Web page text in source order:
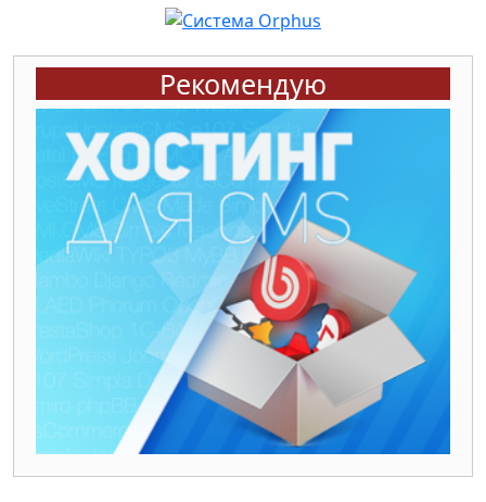
Рекомендую